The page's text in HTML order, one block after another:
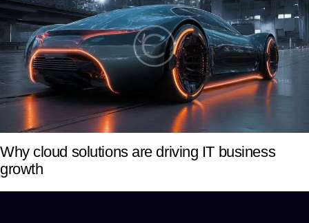
Why cloud solutions are driving IT business
growth